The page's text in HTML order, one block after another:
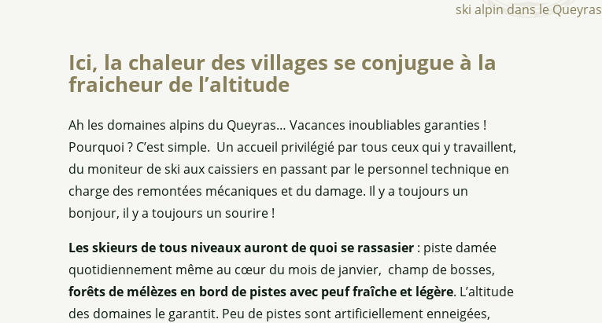
ski alpin dans le Queyras
Ici, la chaleur des villages se conjugue à la
fraicheur de l’altitude
Ah les domaines alpins du Queyras… Vacances inoubliables garanties !
Pourquoi ? C’est simple. Un accueil privilégié par tous ceux qui y travaillent,
du moniteur de ski aux caissiers en passant par le personnel technique en
charge des remontées mécaniques et du damage. Il y a toujours un
bonjour, il y a toujours un sourire !
Les skieurs de tous niveaux auront de quoi se rassasier : piste damée
quotidiennement même au cœur du mois de janvier, champ de bosses,
forêts de mélèzes en bord de pistes avec peuf fraîche et légère. L’altitude
des domaines le garantit. Peu de pistes sont artificiellement enneigées,